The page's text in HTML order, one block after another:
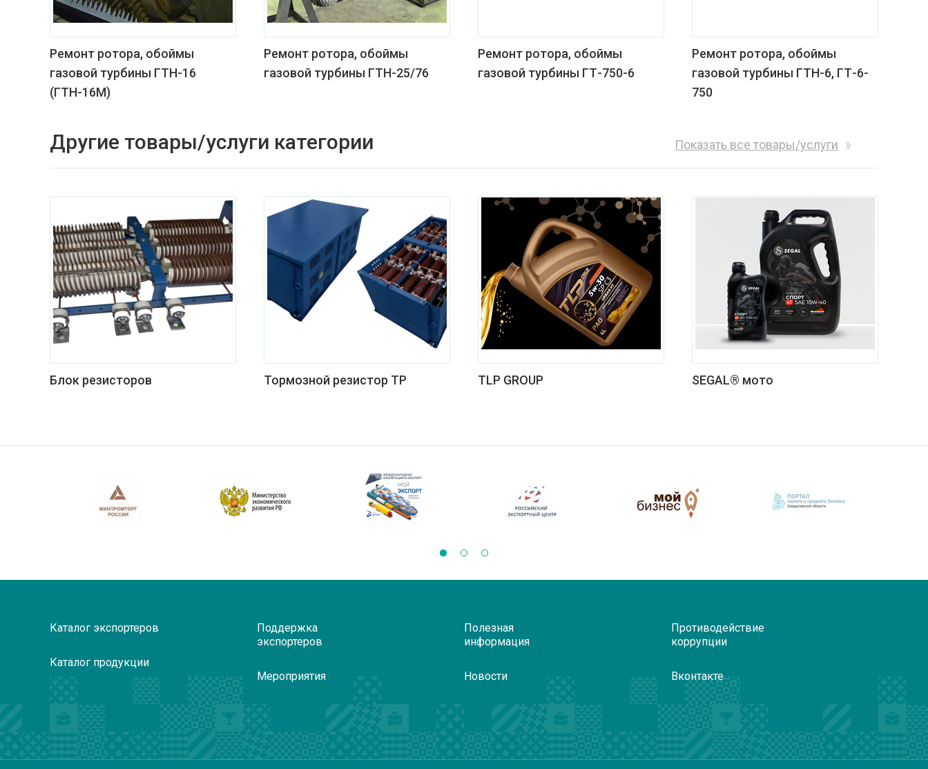
Ремонт ротора, обоймы
газовой турбины ГТН-16
(ГТН-16М)
Ремонт ротора, обоймы
газовой турбины ГТН-25/76
Ремонт ротора, обоймы
газовой турбины ГТ-750-6
Ремонт ротора, обоймы
газовой турбины ГТН-6, ГТ-6-
750
Другие товары/услуги категории Показать все товары/услуги
Блок резисторов Тормозной резистор ТР TLP GROUP SEGAL® мото
Каталог экспортеров
Каталог продукции
Поддержка
экспортеров
Мероприятия
Полезная
информация
Новости
Противодействие
коррупции
Вконтакте